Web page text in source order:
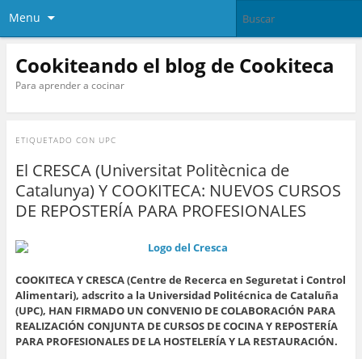
Menu
Cookiteando el blog de Cookiteca
Para aprender a cocinar
ETIQUETADO CON UPC
El CRESCA (Universitat Politècnica de
Catalunya) Y COOKITECA: NUEVOS CURSOS
DE REPOSTERÍA PARA PROFESIONALES
COOKITECA Y CRESCA (Centre de Recerca en Seguretat i Control
Alimentari), adscrito a la Universidad Politécnica de Cataluña
(UPC), HAN FIRMADO UN CONVENIO DE COLABORACIÓN PARA
REALIZACIÓN CONJUNTA DE CURSOS DE COCINA Y REPOSTERÍA
PARA PROFESIONALES DE LA HOSTELERÍA Y LA RESTAURACIÓN.